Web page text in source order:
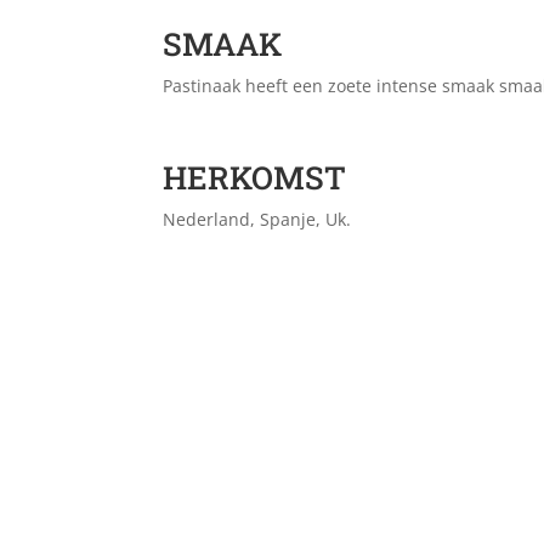
SMAAK
Pastinaak heeft een zoete intense smaak
HERKOMST
Nederland, Spanje, Uk.